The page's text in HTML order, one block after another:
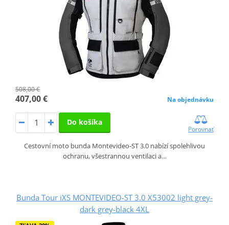
508,00 €
407,00 € Na objednávku
Do košíka
Porovnať
Cestovní moto bunda Montevideo‑ST 3.0 nabízí spolehlivou
ochranu, všestrannou ventilaci a…
Bunda Tour iXS MONTEVIDEO-ST 3.0 X53002 light grey-
dark grey-black 4XL